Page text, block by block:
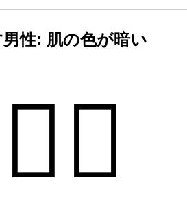
性: 肌の色が暗い